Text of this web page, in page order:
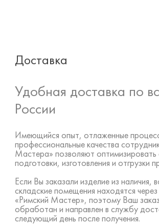
Доставка
Удобная доставка по
России
Имеющийся опыт, отлаженные
профессиональные качества
Мастера» позволяют оптимизировать
подготовки, изготовления и отгрузки
Если Вы заказали изделие из наличия,
складские помещения находятся
«Римский Мастер», поэтому Ваш
обработан и направлен в службу
следующий день после получения.